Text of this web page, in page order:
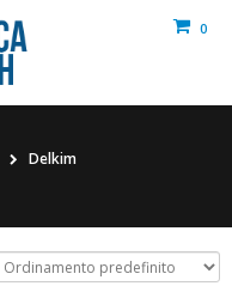
0
Delkim